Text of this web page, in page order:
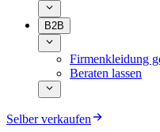
B2B
Firmenkleidung
Beraten lassen
Selber verkaufen